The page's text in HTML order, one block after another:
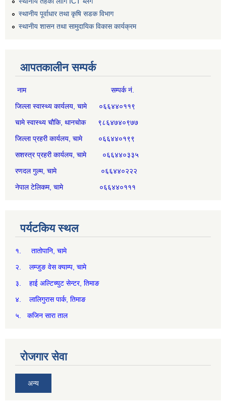
स्थानीय पूर्वाधार तथा कृषि सडक विभाग
स्थानीय शासन तथा सामुदायिक विकास कार्यक्रम
आपतकालीन सम्पर्क
नाम सम्पर्क नं.
जिल्ला स्वास्थ्य कार्यलय, चामे ०६६४४०११९
चामे स्वास्थ्य चौकि, थानचोक ९८६४७४०९७७
जिल्ला प्रहरी कार्यलय, चामे ०६६४४०१९९
सशस्त्र प्रहरी कार्यलय, चामे ०६६४४०३३५
रणदल गुल्म, चामे ०६६४४०२२२
नेपाल टेलिकम, चामे ०६६४४०१११
पर्यटकिय स्थल
१. तातोपानि, चामे
२. लम्जुङ वेस क्याम्प, चामे
३. हाई अल्टिच्युट सेन्टर, तिमाङ
४. लालिगुरास पार्क, तिमाङ
५. कजिन सारा ताल
रोजगार सेवा
अन्य